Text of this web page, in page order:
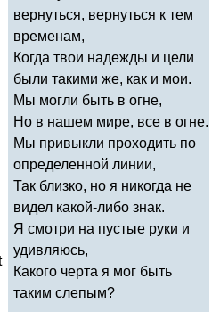
вернуться, вернуться к тем
временам,
Когда твои надежды и цели
были такими же, как и мои.
Мы могли быть в огне,
Но в нашем мире, все в огне.
Мы привыкли проходить по
определенной линии,
Так близко, но я никогда не
видел какой-либо знак.
Я смотри на пустые руки и
удивляюсь,
Какого черта я мог быть
таким слепым?